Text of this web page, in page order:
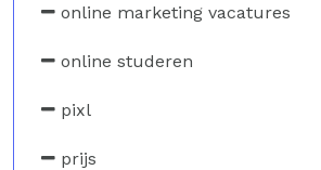
online marketing vacatures
online studeren
pixl
prijs